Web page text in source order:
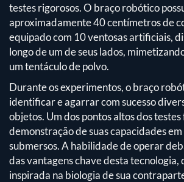
testes rigorosos. O braço robótico
aproximadamente 40 centímetros de
equipado com 10 ventosas artificiais,
longo de um de seus lados,
um tentáculo de polvo.
Durante os experimentos, o braço
identificar e agarrar com sucesso
objetos. Um dos pontos altos dos testes
demonstração de suas capacidades
submersos. A habilidade de operar
das vantagens chave desta
inspirada na biologia de sua